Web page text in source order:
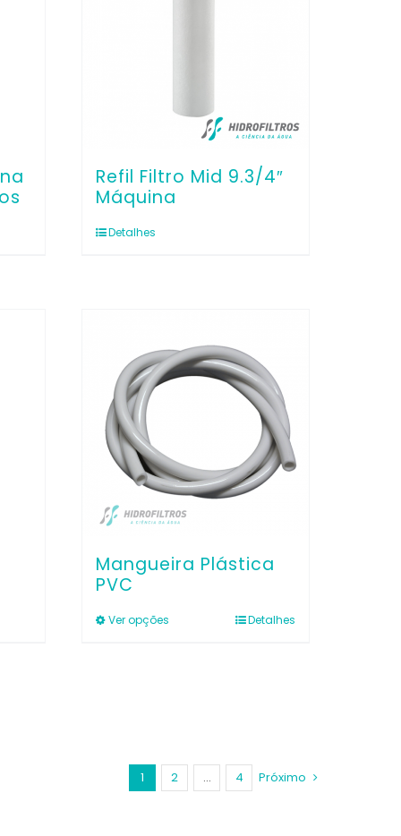
Refil Filtro Mid 9.3/4″
Máquina
Detalhes
Mangueira Plástica
PVC
Ver opções
opções
Detalhes
1 2 … 4 Próximo